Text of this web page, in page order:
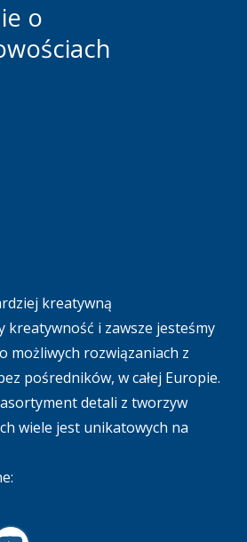
o
kreatywną
kreatywność i zawsze jesteśmy
możliwych rozwiązaniach z
pośredników, w całej Europie.
detali z tworzyw
wiele jest unikatowych na